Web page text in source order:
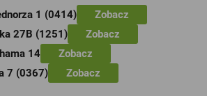
1 (0414)
Zobacz
27B (1251)
Zobacz
14
Zobacz
7 (0367)
Zobacz